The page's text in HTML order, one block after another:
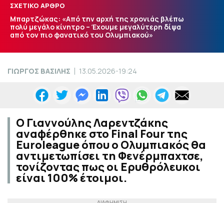
ΣΧΕΤΙΚΟ ΑΡΘΡΟ
Μπαρτζώκας: «Από την αρχή της χρονιάς βλέπω
πολύ μεγάλο κίνητρο – Έχουμε μεγαλύτερη δίψα
από τον πιο φανατικό του Ολυμπιακού»
ΓΙΩΡΓΟΣ ΒΑΣΙΛΗΣ 13.05.2026-19:24
Ο Γιαννούλης Λαρεντζάκης
αναφέρθηκε στο Final Four της
Euroleague όπου ο Ολυμπιακός θα
αντιμετωπίσει τη Φενέρμπαχτσε,
τονίζοντας πως οι Ερυθρόλευκοι
είναι 100% έτοιμοι.